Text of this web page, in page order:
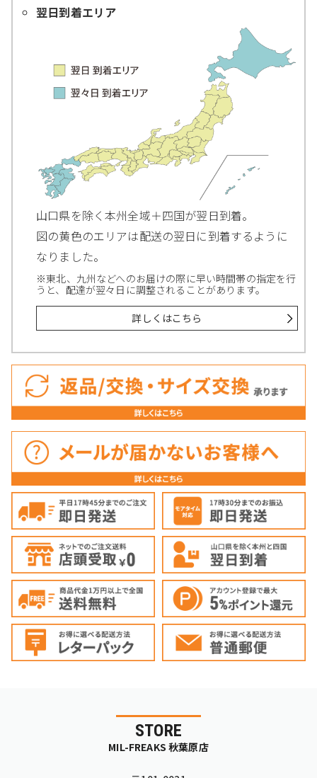
翌日到着エリア
山口県を除く本州全域＋四国が翌日到着。
図の黄色のエリアは配送の翌日に到着するように
なりました。
※東北、九州などへのお届けの際に早い時間帯の指定を行
うと、配達が翌々日に調整されることがあります。
詳しくはこちら
STORE
MIL-FREAKS 秋葉原店